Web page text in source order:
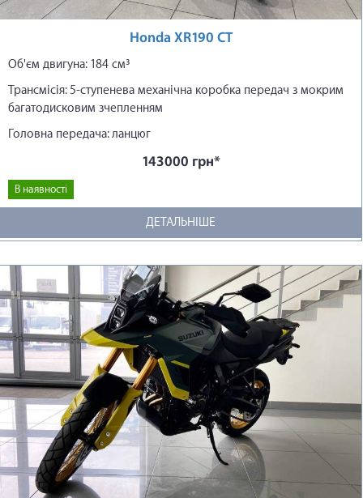
Honda XR190 CT
Об'єм двигуна: 184 см³
Трансмісія: 5-ступенева механічна коробка передач з мокрим
багатодисковим зчепленням
Головна передача: ланцюг
143000 грн*
В наявності
ДЕТАЛЬНІШЕ